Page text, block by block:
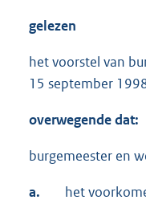
gelezen
het voorstel van
15 september
overwegende dat:
burgemeester en
a.
het